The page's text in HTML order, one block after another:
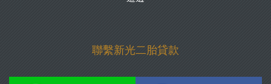
聯繫新光二胎貸款